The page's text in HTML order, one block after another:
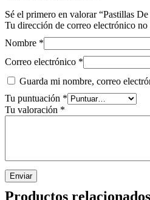
Sé el primero en valorar “Pastillas
Tu dirección de correo electrónico no
Nombre *
Correo electrónico *
Guarda mi nombre, correo
Tu puntuación *
Tu valoración *
Productos relacionados